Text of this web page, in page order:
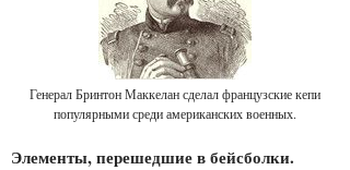
Генерал Бринтон Маккелан сделал французские кепи
популярными среди американских военных.
Элементы, перешедшие в бейсболки.